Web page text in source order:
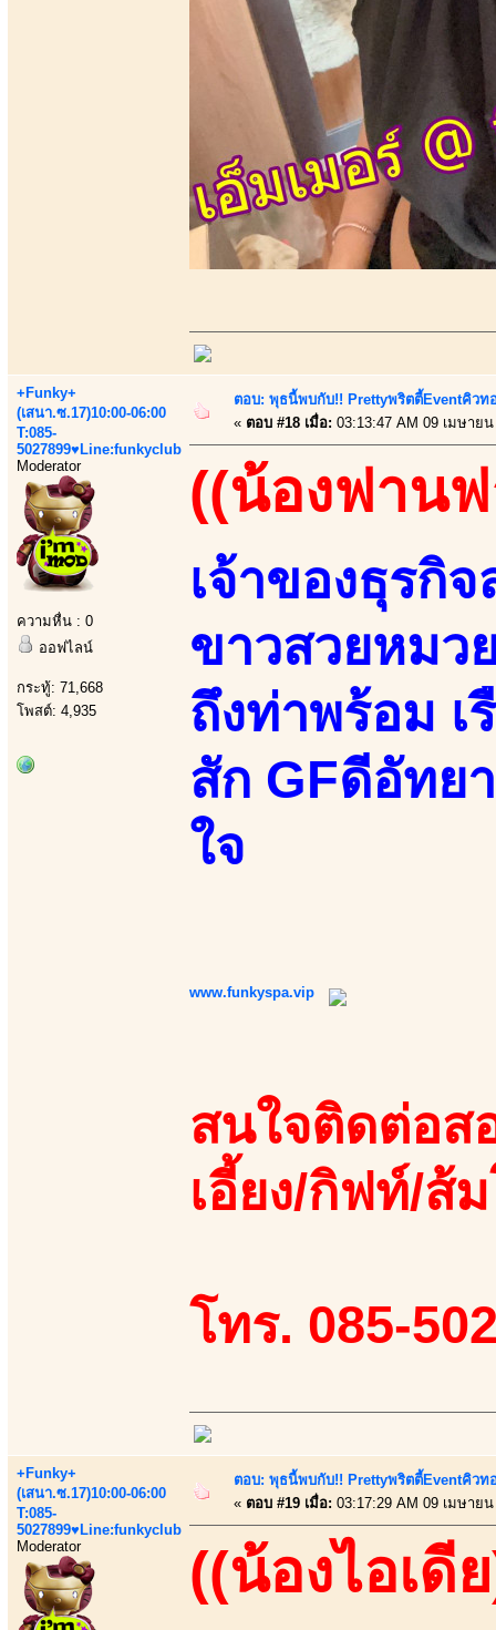
+Funky+
(เสนา.ซ.17)10:00-06:00
T:085-
5027899♥Line:funkyclub
Moderator
ความหื่น : 0
ออฟไลน์
กระทู้: 71,668
โพสต์: 4,935
ตอบ: พุธนี้พบกับ!! Prettyพริตตี้Eventคิวท
« ตอบ #18 เมื่อ: 03:13:47 AM 09 เมษาย
((น้องฟาน
เจ้าของธุรกิ
ขาวสวยหมว
ถึงท่าพร้อม เ
สัก GFดีอัทย
ใจ
www.funkyspa.vip
สนใจติดต่อส
เอี้ยง/กิฟท์/ส้
โทร. 085-
+Funky+
(เสนา.ซ.17)10:00-06:00
T:085-
5027899♥Line:funkyclub
Moderator
ตอบ: พุธนี้พบกับ!! Prettyพริตตี้Eventคิวท
« ตอบ #19 เมื่อ: 03:17:29 AM 09 เมษาย
((น้องไอเดี